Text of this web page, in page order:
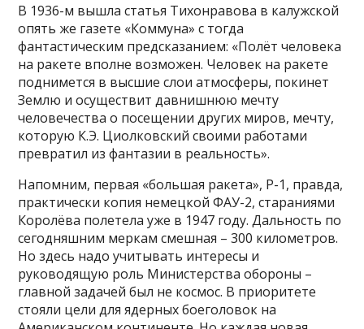
В 1936-м вышла статья Тихонравова в калужской
опять же газете «Коммуна» с тогда
фантастическим предсказанием: «Полёт человека
на ракете вполне возможен. Человек на ракете
поднимется в высшие слои атмосферы, покинет
Землю и осуществит давнишнюю мечту
человечества о посещении других миров, мечту,
которую К.Э. Циолковский своими работами
превратил из фантазии в реальность».
Напомним, первая «большая ракета», Р-1, правда,
практически копия немецкой ФАУ-2, стараниями
Королёва полетела уже в 1947 году. Дальность по
сегодняшним меркам смешная – 300 километров.
Но здесь надо учитывать интересы и
руководящую роль Министерства обороны –
главной задачей был не космос. В приоритете
стояли цели для ядерных боеголовок на